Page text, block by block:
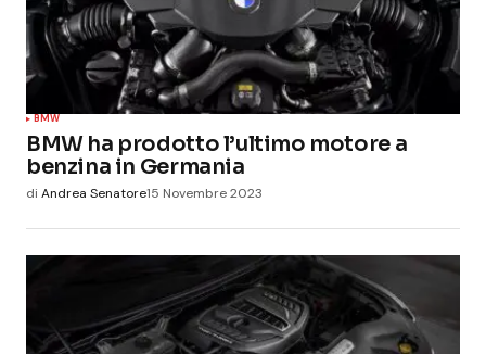
BMW
BMW ha prodotto l’ultimo motore a
benzina in Germania
di Andrea Senatore15 Novembre 2023